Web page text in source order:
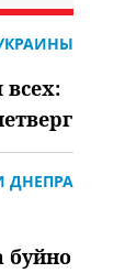
всех:
ДНЕПРА
буйно